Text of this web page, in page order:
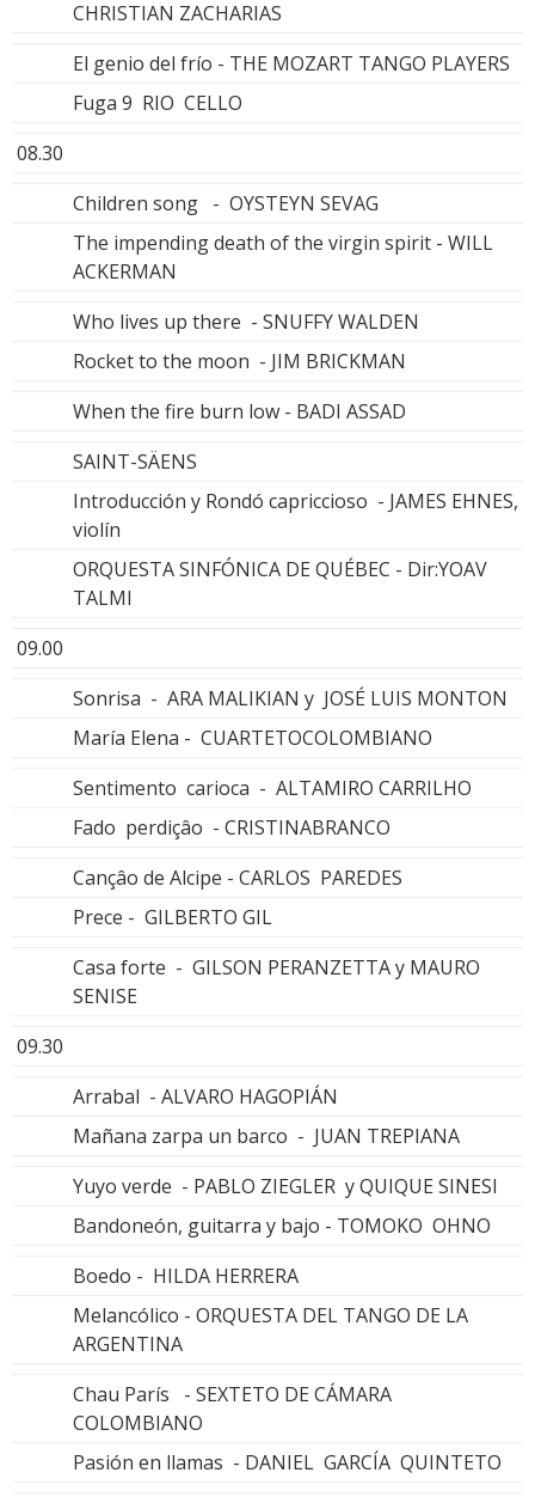
CHRISTIAN ZACHARIAS
El genio del frío - THE MOZART TANGO PLAYERS
Fuga 9 RIO CELLO
08.30
Children song - OYSTEYN SEVAG
The impending death of the virgin spirit - WILL
ACKERMAN
Who lives up there - SNUFFY WALDEN
Rocket to the moon - JIM BRICKMAN
When the fire burn low - BADI ASSAD
SAINT-SÄENS
Introducción y Rondó capriccioso - JAMES EHNES,
violín
ORQUESTA SINFÓNICA DE QUÉBEC - Dir:YOAV
TALMI
09.00
Sonrisa - ARA MALIKIAN y JOSÉ LUIS MONTON
María Elena - CUARTETOCOLOMBIANO
Sentimento carioca - ALTAMIRO CARRILHO
Fado perdiçâo - CRISTINABRANCO
Cançâo de Alcipe - CARLOS PAREDES
Prece - GILBERTO GIL
Casa forte - GILSON PERANZETTA y MAURO
SENISE
09.30
Arrabal - ALVARO HAGOPIÁN
Mañana zarpa un barco - JUAN TREPIANA
Yuyo verde - PABLO ZIEGLER y QUIQUE SINESI
Bandoneón, guitarra y bajo - TOMOKO OHNO
Boedo - HILDA HERRERA
Melancólico - ORQUESTA DEL TANGO DE LA
ARGENTINA
Chau París - SEXTETO DE CÁMARA
COLOMBIANO
Pasión en llamas - DANIEL GARCÍA QUINTETO